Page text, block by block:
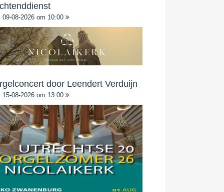
09-08-2026 om 10:00
door Leendert Verduijn
15-08-2026 om 13:00